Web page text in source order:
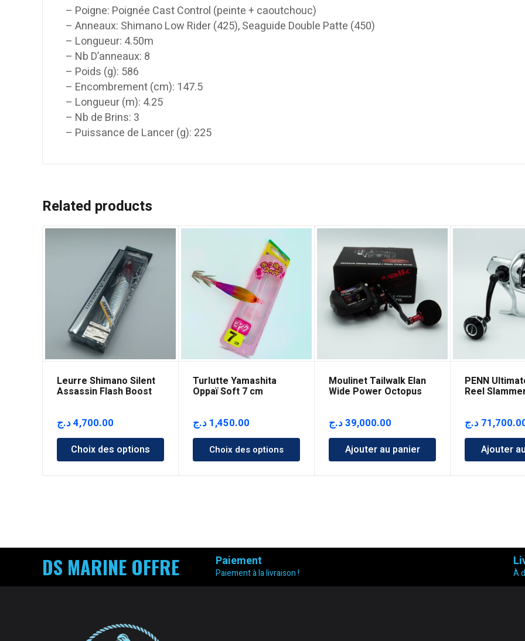
– Poigne: Poignée Cast Control (peinte + caoutchouc)
– Anneaux: Shimano Low Rider (425), Seaguide Double Patte (450)
– Longueur: 4.50m
– Nb D’anneaux: 8
– Poids (g): 586
– Encombrement (cm): 147.5
– Longueur (m): 4.25
– Nb de Brins: 3
– Puissance de Lancer (g): 225
Related products
Leurre Shimano Silent
Assassin Flash Boost
4,700.00د.ج
Choix des options
Turlutte Yamashita
Oppaï Soft 7 cm
1,450.00 د.ج
Choix des options
Moulinet Tailwalk Elan
Wide Power Octopus
39,000.00د.ج
Ajouter au panier
PENN
Reel
د.ج
Ajouter
DS MARINE OFFRE Paiement
Paiement à la livraison ! À